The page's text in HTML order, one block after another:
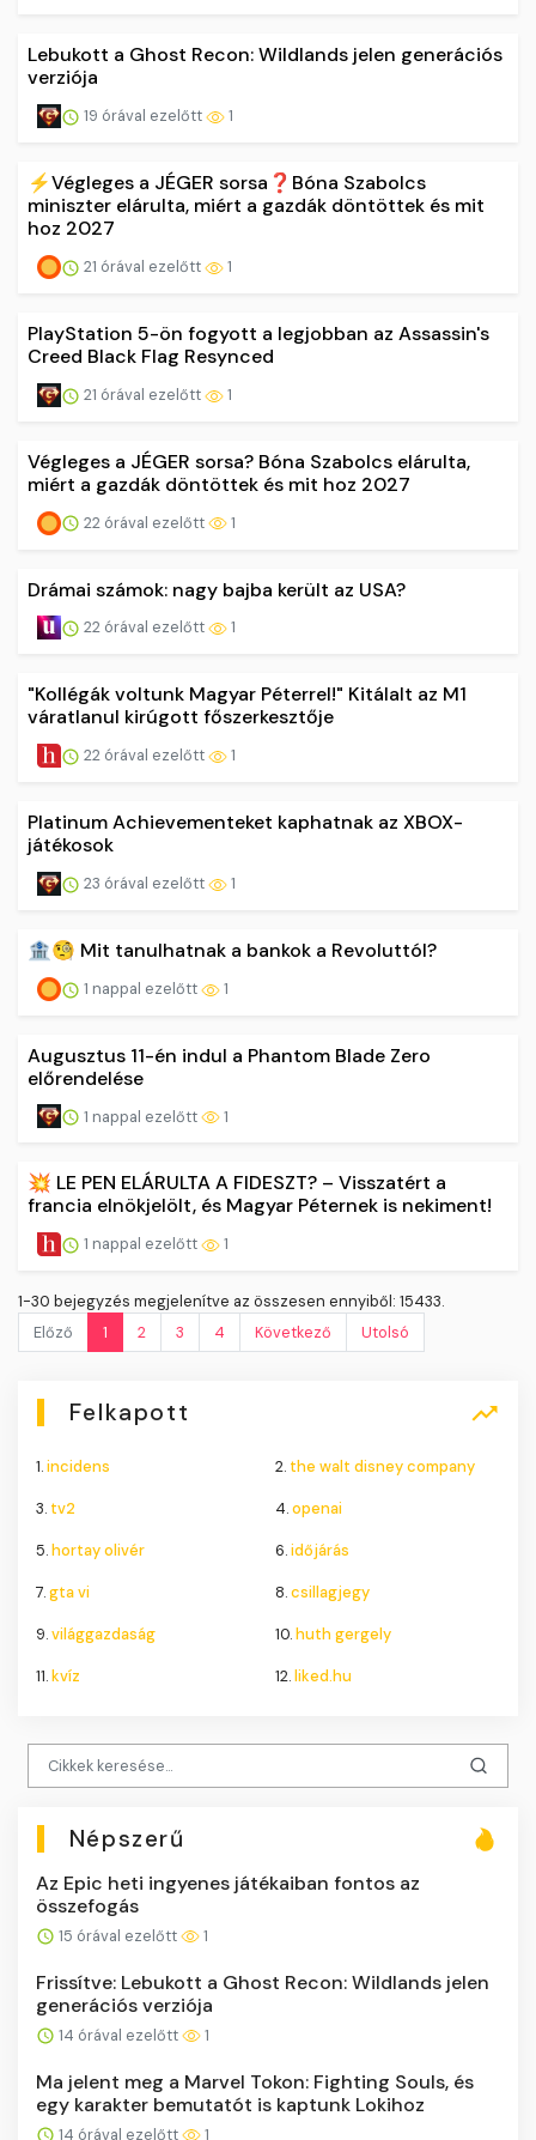
Lebukott a Ghost Recon: Wildlands jelen generációs
verziója
19 órával ezelőtt 1
⚡️Végleges a JÉGER sorsa❓Bóna Szabolcs
miniszter elárulta, miért a gazdák döntöttek és mit
hoz 2027
21 órával ezelőtt 1
PlayStation 5-ön fogyott a legjobban az Assassin's
Creed Black Flag Resynced
21 órával ezelőtt 1
Végleges a JÉGER sorsa? Bóna Szabolcs elárulta,
miért a gazdák döntöttek és mit hoz 2027
22 órával ezelőtt 1
Drámai számok: nagy bajba került az USA?
22 órával ezelőtt 1
"Kollégák voltunk Magyar Péterrel!" Kitálalt az M1
váratlanul kirúgott főszerkesztője
22 órával ezelőtt 1
Platinum Achievementeket kaphatnak az XBOX-
játékosok
23 órával ezelőtt 1
🏦🧐 Mit tanulhatnak a bankok a Revoluttól?
1 nappal ezelőtt 1
Augusztus 11-én indul a Phantom Blade Zero
előrendelése
1 nappal ezelőtt 1
💥 LE PEN ELÁRULTA A FIDESZT? – Visszatért a
francia elnökjelölt, és Magyar Péternek is nekiment!
1 nappal ezelőtt 1
1-30 bejegyzés megjelenítve az összesen ennyiből: 15433.
Előző
1 2 3 4 Következő Utolsó
Felkapott
1.incidens 2. the walt disney company
3. tv2 4.openai
5.hortay olivér 6.időjárás
7.gta vi 8.csillagjegy
9.világgazdaság 10.huth gergely
11.kvíz 12.liked.hu
Népszerű
Az Epic heti ingyenes játékaiban fontos az
összefogás
15 órával ezelőtt 1
Frissítve: Lebukott a Ghost Recon: Wildlands jelen
generációs verziója
14 órával ezelőtt 1
Ma jelent meg a Marvel Tokon: Fighting Souls, és
egy karakter bemutatót is kaptunk Lokihoz
14 órával ezelőtt 1